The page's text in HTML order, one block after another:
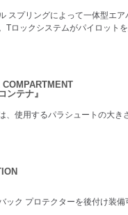
スプリングによって一体型エア
Tロックシステムがパイロット
ンテナ』
、使用するパラシュートの大き
ク プロテクターを後付け装備